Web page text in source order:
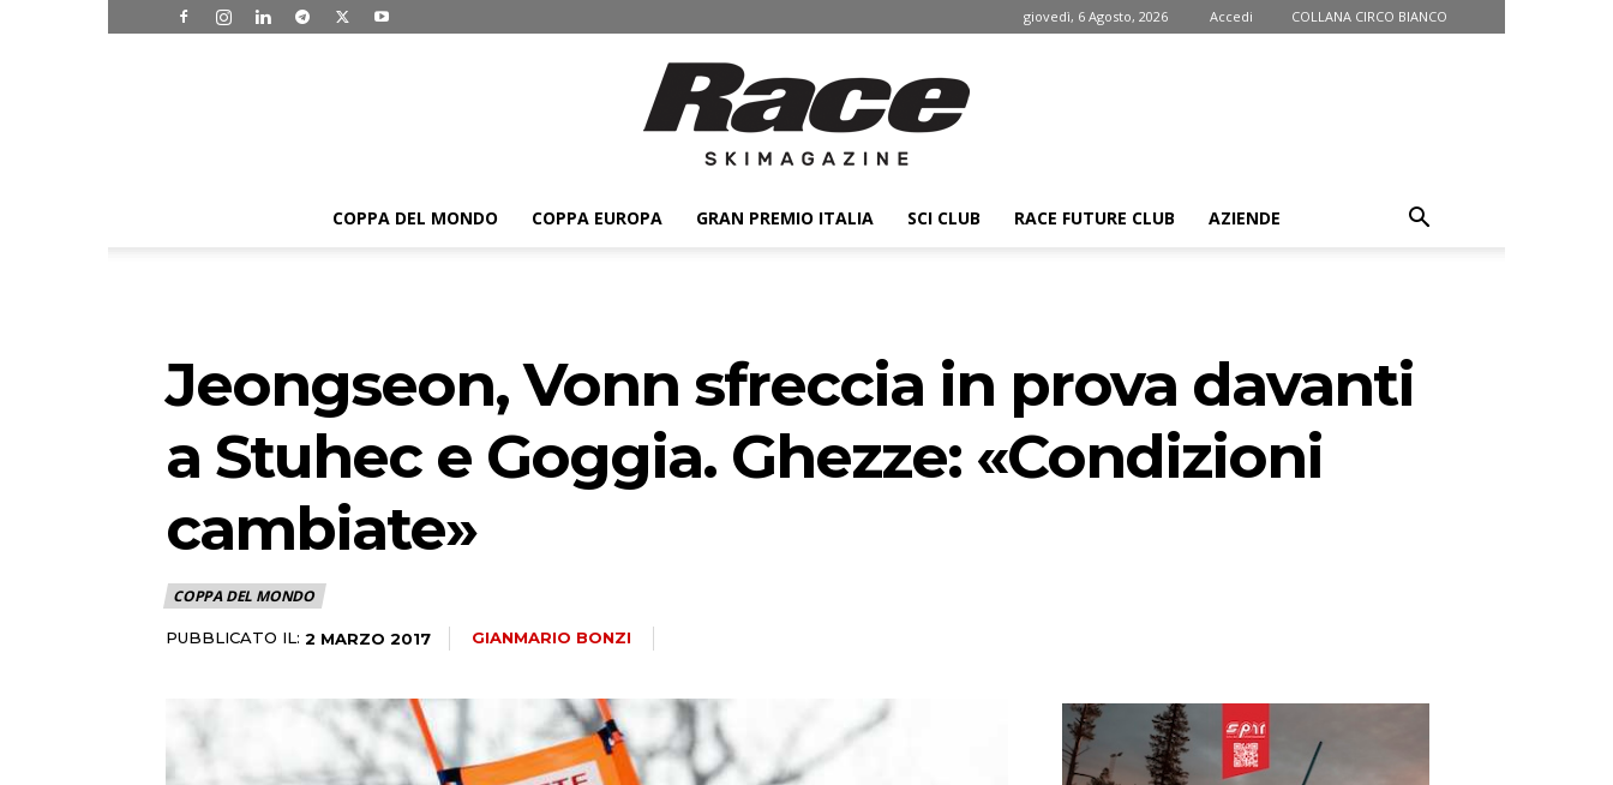
giovedì, 6 Agosto, 2026 Accedi COLLANA CIRCO BIANCO
ski
COPPA DEL MONDO COPPA EUROPA GRAN PREMIO ITALIA SCI CLUB RACE FUTURE CLUB AZIENDE
Jeongseon, Vonn sfreccia in prova davanti
a Stuhec e Goggia. Ghezze: «Condizioni
cambiate»
COPPA DEL MONDO
PUBBLICATO IL: 2 MARZO 2017 GIANMARIO BONZI